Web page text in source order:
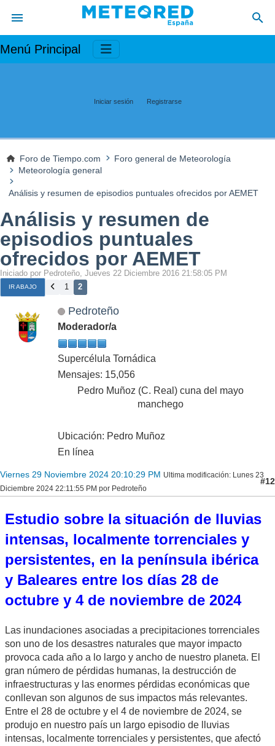
Menú Principal
Iniciar sesión Registrarse
Foro de Tiempo.com
Foro general de Meteorología
Meteorología general
Análisis y resumen de episodios puntuales ofrecidos por AEMET
Análisis y resumen de
episodios puntuales
ofrecidos por AEMET
Iniciado por Pedroteño, Jueves 22 Diciembre 2016 21:58:05 PM
IR ABAJO 1 2
Pedroteño
Moderador/a
Supercélula Tornádica
Mensajes: 15,056
Pedro Muñoz (C. Real) cuna del mayo
manchego
Ubicación: Pedro Muñoz
En línea
Viernes 29 Noviembre 2024 20:10:29 PM Ultima modificación: Lunes 23
Diciembre 2024 22:11:55 PM por Pedroteño
#12
Estudio sobre la situación de lluvias
intensas, localmente torrenciales y
persistentes, en la península ibérica
y Baleares entre los días 28 de
octubre y 4 de noviembre de 2024
Las inundaciones asociadas a precipitaciones torrenciales
son uno de los desastres naturales que mayor impacto
provoca cada año a lo largo y ancho de nuestro planeta. El
gran número de pérdidas humanas, la destrucción de
infraestructuras y las enormes pérdidas económicas que
conllevan son algunos de sus impactos más relevantes.
Entre el 28 de octubre y el 4 de noviembre de 2024, se
produjo en nuestro país un largo episodio de lluvias
intensas, localmente torrenciales y persistentes, que afectó